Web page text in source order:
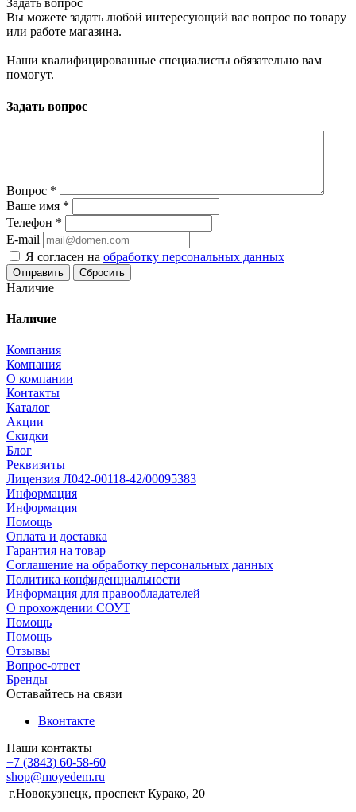
Задать вопрос
Вы можете задать любой интересующий вас вопрос по товару
или работе магазина.
Наши квалифицированные специалисты обязательно вам
помогут.
Задать вопрос
Вопрос *
Ваше имя *
Телефон *
E-mail
Я согласен на обработку персональных данных
Сбросить
Наличие
Наличие
Компания
Компания
О компании
Контакты
Каталог
Акции
Скидки
Блог
Реквизиты
Лицензия Л042-00118-42/00095383
Информация
Информация
Помощь
Оплата и доставка
Гарантия на товар
Соглашение на обработку персональных данных
Политика конфиденциальности
Информация для правообладателей
О прохождении СОУТ
Помощь
Помощь
Отзывы
Вопрос-ответ
Бренды
Оставайтесь на связи
Вконтакте
Наши контакты
+7 (3843) 60-58-60
shop@moyedem.ru
г.Новокузнецк, проспект Курако, 20